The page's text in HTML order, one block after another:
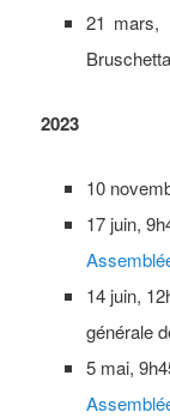
21 mars,
2023
10
17 juin,
14 juin,
générale
5 mai,